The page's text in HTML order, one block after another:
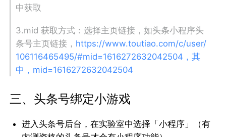
中获取
3.mid 获取方式：选择主页链接，如头条小程序头
条号主页链接， https://www.toutiao.com/c/user/
106116465495/#mid=1616272632042504，其
中，mid=1616272632042504
三、头条号绑定小游戏
进入头条号后台，在实验室中选择「小程序」（有